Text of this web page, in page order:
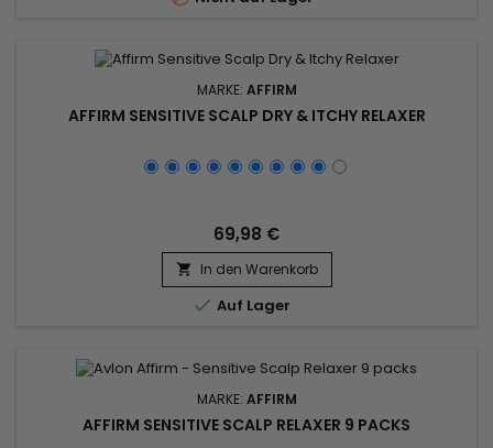
MARKE: AFFIRM
AFFIRM SENSITIVE SCALP DRY & ITCHY RELAXER
69,98 €
 In den Warenkorb
 Auf Lager
MARKE: AFFIRM
AFFIRM SENSITIVE SCALP RELAXER 9 PACKS